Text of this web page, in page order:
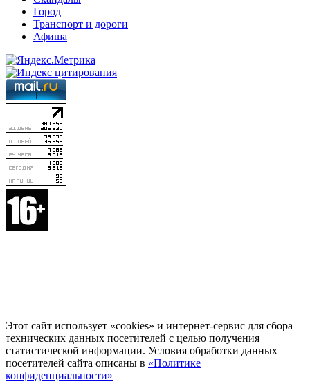
Город
Транспорт и дороги
Афиша
Этот сайт использует «cookies» и интернет-сервис для сбора
технических данных посетителей с целью получения
статистической информации. Условия обработки данных
посетителей сайта описаны в «Политике
конфиденциальности»